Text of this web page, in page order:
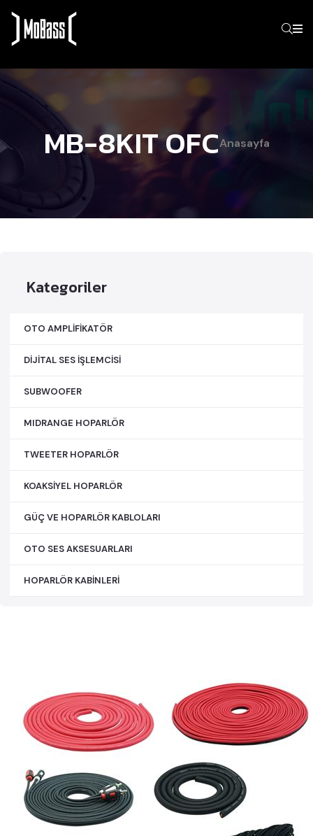
MB-8KIT OFCAnasayfa
Kategoriler
OTO AMPLİFİKATÖR
DİJİTAL SES İŞLEMCİSİ
SUBWOOFER
MIDRANGE HOPARLÖR
TWEETER HOPARLÖR
KOAKSİYEL HOPARLÖR
GÜÇ VE HOPARLÖR KABLOLARI
OTO SES AKSESUARLARI
HOPARLÖR KABİNLERİ